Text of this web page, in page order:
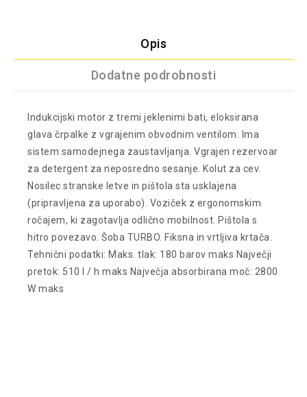
Opis
Dodatne podrobnosti
Indukcijski motor z tremi jeklenimi bati, eloksirana
glava črpalke z vgrajenim obvodnim ventilom. Ima
sistem samodejnega zaustavljanja. Vgrajen rezervoar
za detergent za neposredno sesanje. Kolut za cev.
Nosilec stranske letve in pištola sta usklajena
(pripravljena za uporabo). Voziček z ergonomskim
ročajem, ki zagotavlja odlično mobilnost. Pištola s
hitro povezavo. Šoba TURBO. Fiksna in vrtljiva krtača.
Tehnični podatki: Maks. tlak: 180 barov maks Največji
pretok: 510 l / h maks Največja absorbirana moč: 2800
W maks